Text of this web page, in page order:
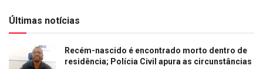
Últimas notícias
Recém-nascido é encontrado morto dentro de
residência; Polícia Civil apura as circunstâncias